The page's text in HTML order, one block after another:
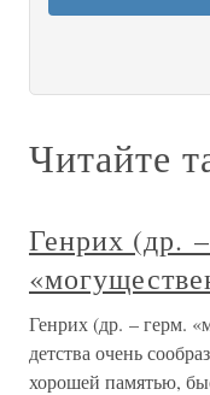
Читайте
Генрих (др.
Генрих (др. – герм.
детства очень
хорошей памятью,